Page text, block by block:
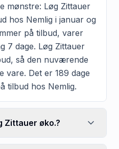
mønstre: Løg Zittauer
hos Nemlig i januar og
på tilbud, varer
7 dage. Løg Zittauer
så den nuværende
vare. Det er 189 dage
tilbud hos Nemlig.
Zittauer øko.?